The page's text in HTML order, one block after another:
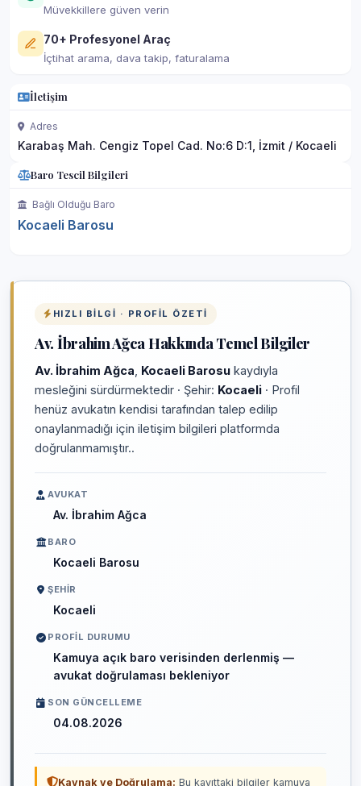
Müvekkillere güven verin
70+ Profesyonel Araç
İçtihat arama, dava takip, faturalama
İletişim
Adres
Karabaş Mah. Cengiz Topel Cad. No:6 D:1, İzmit / Kocaeli
Baro Tescil Bilgileri
Bağlı Olduğu Baro
Kocaeli Barosu
HIZLI BILGI · PROFIL ÖZETI
Av. İbrahim Ağca Hakkında Temel Bilgiler
Av. İbrahim Ağca Kocaeli Barosu kaydıyla
mesleğini sürdürmektedir · Şehir: Kocaeli · Profil
henüz avukatın kendisi tarafından talep edilip
onaylanmadığı için iletişim bilgileri platformda
doğrulanmamıştır..
AVUKAT
Av. İbrahim Ağca
BARO
Kocaeli Barosu
ŞEHIR
Kocaeli
PROFIL DURUMU
Kamuya açık baro verisinden derlenmiş —
avukat doğrulaması bekleniyor
SON GÜNCELLEME
04.08.2026
Kaynak ve Doğrulama: Bu kayıttaki bilgiler kamuya